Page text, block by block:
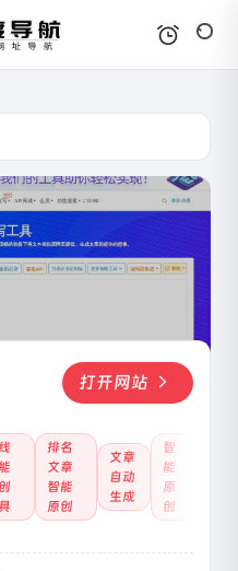
打开网站
排名
文章
智能
原创
文章
自动
生成
智
能
原
创